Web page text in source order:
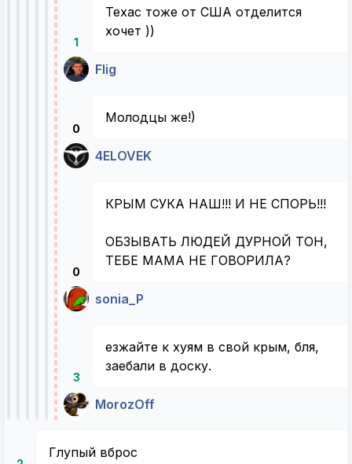
1
Техас тоже от США отделится
хочет ))
Flig
0
Молодцы же!)
4ELOVEK
0
КРЫМ СУКА НАШ!!! И НЕ СПОРЬ!!!
ОБЗЫВАТЬ ЛЮДЕЙ ДУРНОЙ ТОН,
ТЕБЕ МАМА НЕ ГОВОРИЛА?
sonia_P
3
езжайте к хуям в свой крым, бля,
заебали в доску.
MorozOff
Глупый вброс